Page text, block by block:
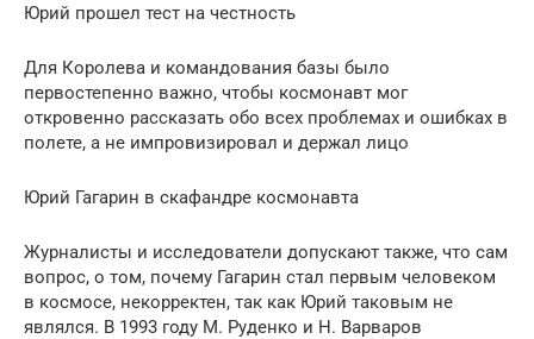
Юрий прошел тест на честность
Для Королева и командования базы было
первостепенно важно, чтобы космонавт мог
откровенно рассказать обо всех проблемах и ошибках в
полете, а не импровизировал и держал лицо
Юрий Гагарин в скафандре космонавта
Журналисты и исследователи допускают также, что сам
вопрос, о том, почему Гагарин стал первым человеком
в космосе, некорректен, так как Юрий таковым не
являлся. В 1993 году М. Руденко и Н. Варваров